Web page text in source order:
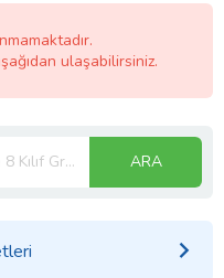
ulaşabilirsiniz.
ARA